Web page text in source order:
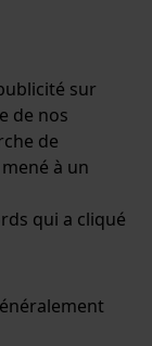
sur
de nos
de
à un
qui a cliqué